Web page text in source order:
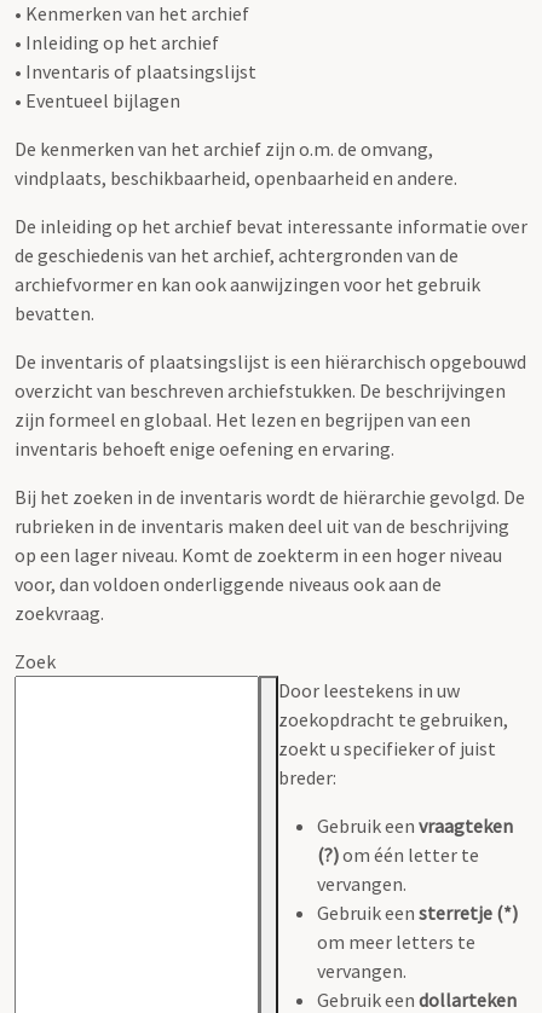
• Kenmerken van het archief
• Inleiding op het archief
• Inventaris of plaatsingslijst
• Eventueel bijlagen
De kenmerken van het archief zijn o.m. de omvang,
vindplaats, beschikbaarheid, openbaarheid en andere.
De inleiding op het archief bevat interessante informatie over
de geschiedenis van het archief, achtergronden van de
archiefvormer en kan ook aanwijzingen voor het gebruik
bevatten.
De inventaris of plaatsingslijst is een hiërarchisch opgebouwd
overzicht van beschreven archiefstukken. De beschrijvingen
zijn formeel en globaal. Het lezen en begrijpen van een
inventaris behoeft enige oefening en ervaring.
Bij het zoeken in de inventaris wordt de hiërarchie gevolgd. De
rubrieken in de inventaris maken deel uit van de beschrijving
op een lager niveau. Komt de zoekterm in een hoger niveau
voor, dan voldoen onderliggende niveaus ook aan de
zoekvraag.
Zoek
Door leestekens in uw
zoekopdracht te gebruiken,
zoekt u specifieker of juist
breder:
Gebruik een vraagteken
(?)om één letter te
vervangen.
Gebruik een sterretje (*)
om meer letters te
vervangen.
Gebruik een dollarteken